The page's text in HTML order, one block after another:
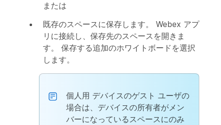
または
既存のスペースに保存します。 Webex アプ
リに接続し、保存先のスペースを開きま
す。 保存する追加のホワイトボードを選択
します。
個人用 デバイスのゲスト ユーザの
場合は、デバイスの所有者がメン
バーになっているスペースにのみ